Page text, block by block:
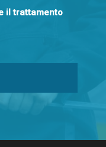
il trattamento